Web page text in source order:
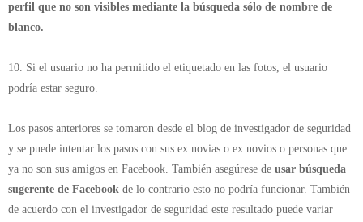
perfil que no son visibles mediante la búsqueda sólo de nombre de
blanco.
10. Si el usuario no ha permitido el etiquetado en las fotos, el usuario
podría estar seguro.
Los pasos anteriores se tomaron desde el blog de investigador de seguridad
y se puede intentar los pasos con sus ex novias o ex novios o personas que
ya no son sus amigos en Facebook. También asegúrese de usar búsqueda
sugerente de Facebook de lo contrario esto no podría funcionar. También
de acuerdo con el investigador de seguridad este resultado puede variar